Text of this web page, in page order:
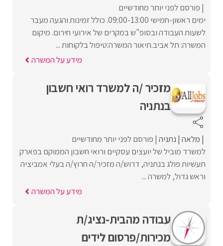
פורסם לפני יותר מחודשיים
ימים ראשון-חמישי 09:00-13:00. כולל זמינות והגעה מעבר
לשעות העבודה ובסופ"ש במקרים של אירועי חירום. מיקום
המשרה: תל אביב.תיאור המשרה:טיפול בלקוחות ...
מידע על המשרה
מזכיר /ה למשרד רואי חשבון
בנתניה
מלאה נתניה פורסם לפני יותר מחודשיים
למשרד מוביל של יועצים עסקיים ורואי חשבון הממוקם בפארק
תעשיות פולג בנתניה, דרוש/ה מזכיר/ה חרוץ/ה בעלי אמביציה
וראש גדול, למשרה ...
מידע על המשרה
עבודה מהבית-נציג/ת
מכירות/פרסום לידים